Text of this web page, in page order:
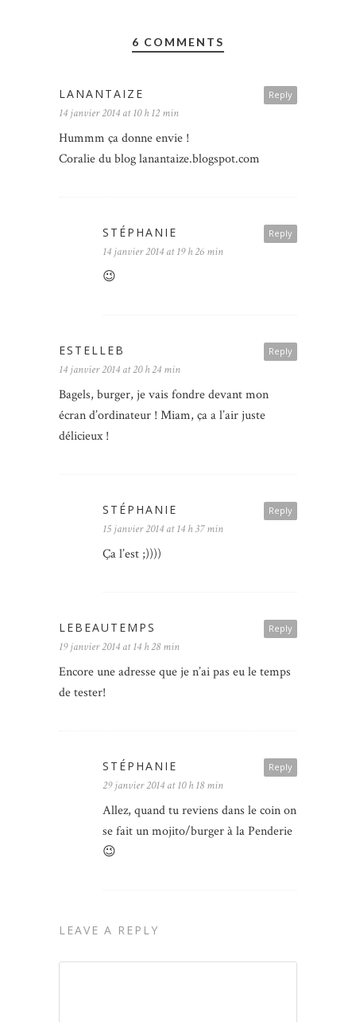
6 COMMENTS
Reply
LANANTAIZE
14 janvier 2014 at 10 h 12 min
Hummm ça donne envie !
Coralie du blog lanantaize.blogspot.com
Reply
STÉPHANIE
14 janvier 2014 at 19 h 26 min
😉
Reply
ESTELLEB
14 janvier 2014 at 20 h 24 min
Bagels, burger, je vais fondre devant mon
écran d’ordinateur ! Miam, ça a l’air juste
délicieux !
Reply
STÉPHANIE
15 janvier 2014 at 14 h 37 min
Ça l’est ;))))
Reply
LEBEAUTEMPS
19 janvier 2014 at 14 h 28 min
Encore une adresse que je n’ai pas eu le temps
de tester!
Reply
STÉPHANIE
29 janvier 2014 at 10 h 18 min
Allez, quand tu reviens dans le coin on
se fait un mojito/burger à la Penderie
😉
LEAVE A REPLY